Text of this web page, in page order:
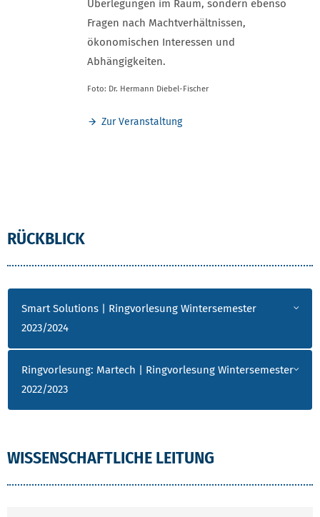
Überlegungen im Raum, sondern ebenso
Fragen nach Machtverhältnissen,
ökonomischen Interessen und
Abhängigkeiten.
Foto: Dr. Hermann Diebel-Fischer
Zur Veranstaltung
RÜCKBLICK
Smart Solutions | Ringvorlesung Wintersemester
2023/2024
Ringvorlesung: Martech | Ringvorlesung Wintersemester
2022/2023
WISSENSCHAFTLICHE LEITUNG